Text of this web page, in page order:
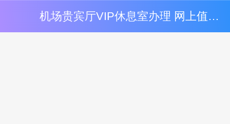
机场贵宾厅VIP休息室办理 网上值机 自助值机选座 -易乘机